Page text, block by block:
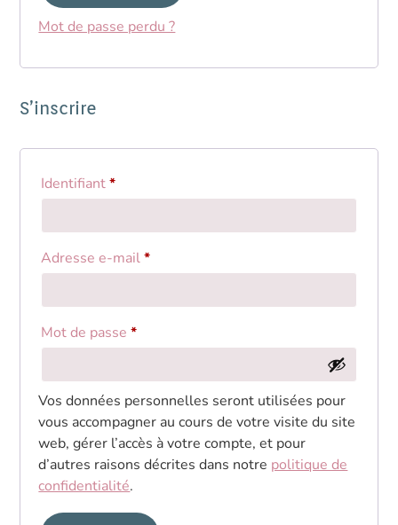
Mot de passe perdu ?
S’inscrire
Identifiant*
Adresse e-mail*
Mot de passe*
Vos données personnelles seront utilisées pour
vous accompagner au cours de votre visite du site
web, gérer l’accès à votre compte, et pour
d’autres raisons décrites dans notre politique de
confidentialité.